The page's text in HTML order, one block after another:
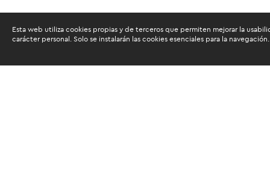
Esta web utiliza cookies propias y de terceros que permiten mejorar la
carácter personal. Solo se instalarán las cookies esenciales para la navegación.